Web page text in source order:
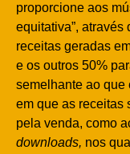
proporcione aos
equitativa”,
receitas geradas
e os outros 50%
semelhante ao que
em que as receitas
pela venda, como
downloads, nos